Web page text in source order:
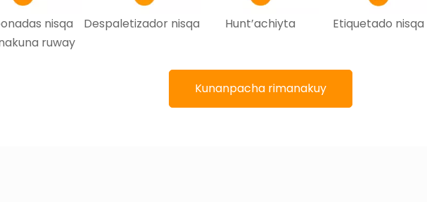
nisqa
ruway
Despaletizador nisqa Hunt’achiyta Etiquetado nisqa
Kunanpacha rimanakuy